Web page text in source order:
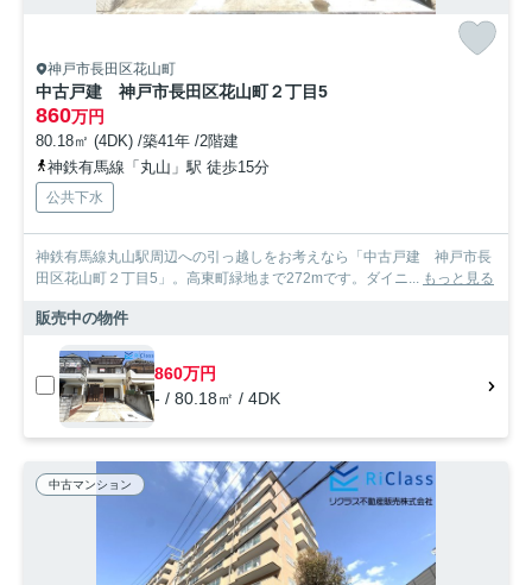
神戸市長田区花山町
中古戸建 神戸市長田区花山町２丁目5
860万円
80.18㎡ (4DK) /築41年 /2階建
神鉄有馬線「丸山」駅 徒歩15分
公共下水
神鉄有馬線丸山駅周辺への引っ越しをお考えなら「中古戸建 神戸市長
田区花山町２丁目5」。高東町緑地まで272mです。ダイニ...
もっと見る
販売中の物件
860万円
- / 80.18㎡ / 4DK
中古マンション